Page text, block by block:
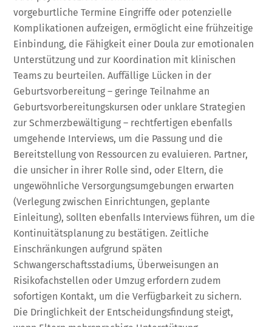
vorgeburtliche Termine Eingriffe oder potenzielle
Komplikationen aufzeigen, ermöglicht eine frühzeitige
Einbindung, die Fähigkeit einer Doula zur emotionalen
Unterstützung und zur Koordination mit klinischen
Teams zu beurteilen. Auffällige Lücken in der
Geburtsvorbereitung – geringe Teilnahme an
Geburtsvorbereitungskursen oder unklare Strategien
zur Schmerzbewältigung – rechtfertigen ebenfalls
umgehende Interviews, um die Passung und die
Bereitstellung von Ressourcen zu evaluieren. Partner,
die unsicher in ihrer Rolle sind, oder Eltern, die
ungewöhnliche Versorgungsumgebungen erwarten
(Verlegung zwischen Einrichtungen, geplante
Einleitung), sollten ebenfalls Interviews führen, um die
Kontinuitätsplanung zu bestätigen. Zeitliche
Einschränkungen aufgrund späten
Schwangerschaftsstadiums, Überweisungen an
Risikofachstellen oder Umzug erfordern zudem
sofortigen Kontakt, um die Verfügbarkeit zu sichern.
Die Dringlichkeit der Entscheidungsfindung steigt,